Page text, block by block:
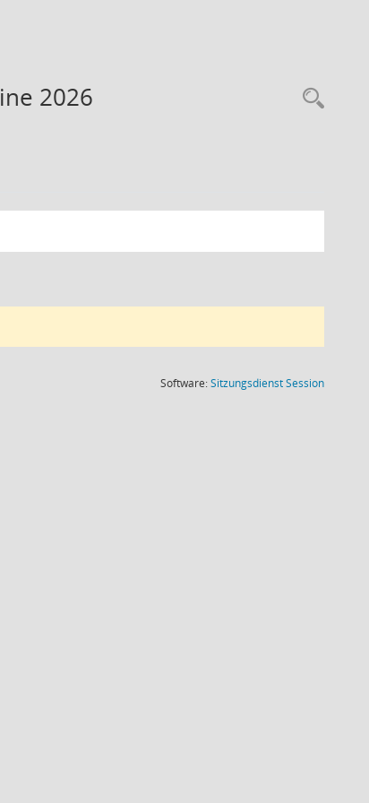
2026
Software:SitzungsdienstSession(Wird in